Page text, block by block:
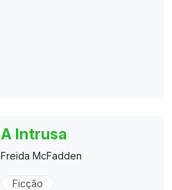
A Intrusa
Freida McFadden
Ficção